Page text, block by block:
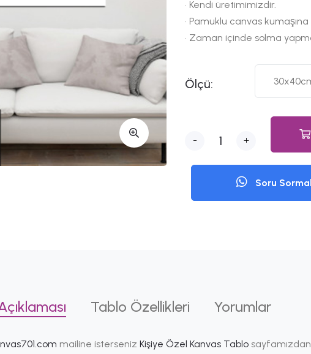
• Kendi üretimimizdir.
• Pamuklu canvas kumaşına
• Zaman içinde solma
Ölçü:
- +
Soru
Tablo Özellikleri Yorumlar
mailine isterseniz Kişiye Özel Kanvas Tablo